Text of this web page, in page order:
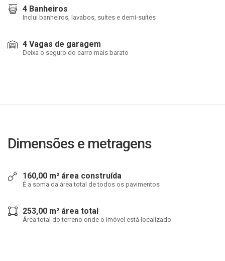
4 Banheiros
Inclui banheiros, lavabos, suítes e demi-suítes
4 Vagas de garagem
Deixa o seguro do carro mais barato
Dimensões e metragens
160,00 m² área construída
É a soma da área total de todos os pavimentos
253,00 m² área total
Área total do terreno onde o imóvel está localizado